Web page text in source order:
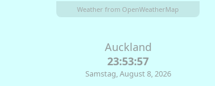
Weather from OpenWeatherMap
Auckland
23:53:58
Samstag, August 8, 2026